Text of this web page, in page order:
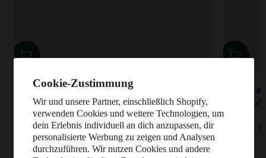
Cookie-Zustimmung
Wir und unsere Partner, einschließlich Shopify,
verwenden Cookies und weitere Technologien, um
dein Erlebnis individuell an dich anzupassen, dir
personalisierte Werbung zu zeigen und Analysen
durchzuführen. Wir nutzen Cookies und andere
Bio Guarkernmehl (250g)
Pflanzlich binden, andicken und gelieren
Angebot
6,95 €
27,80 € / kg
Bio
Frisch
Angebot
1,29 €